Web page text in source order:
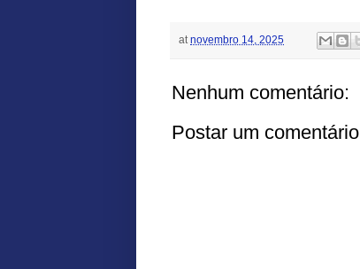
at novembro 14, 2025
Nenhum comentário:
Postar um comentário